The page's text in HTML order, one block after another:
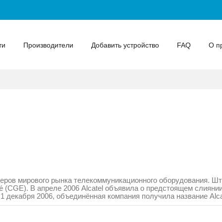
Производители Добавить устройство FAQ О
мирового рынка телекоммуникационного оборудования.
(CGE). В апреле 2006 Alcatel объявила о предстоящем
1 декабря 2006, объединённая компания получила название